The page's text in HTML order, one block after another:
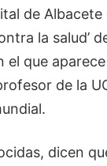
de
la salud’
el que
de la
dicen